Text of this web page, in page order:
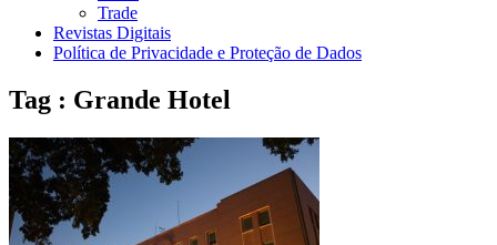
Trade
Revistas Digitais
Política de Privacidade e Proteção de Dados
Tag : Grande Hotel